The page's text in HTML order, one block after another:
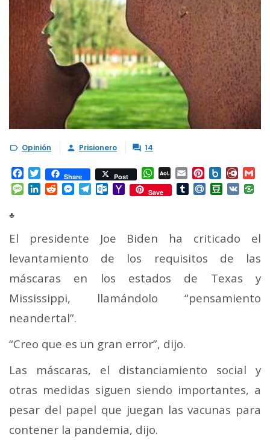
 Opinión  Prisionero  14
Facebook
TwitterShare Post WhatsApp
AOL
Mail
Email Pinterest
Box.net
Message
LinkedInRedditMessenger
TelegramOutlook.com
YahooSave TumblrMail.RuDouban
VK
♣
El presidente Joe Biden ha criticado el
levantamiento de los requisitos de las
máscaras en los estados de Texas y
Mississippi, llamándolo “pensamiento
neandertal”.
“Creo que es un gran error”, dijo.
Las máscaras, el distanciamiento social y
otras medidas siguen siendo importantes, a
pesar del papel que juegan las vacunas para
contener la pandemia, dijo.